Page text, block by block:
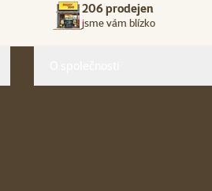
206 prodejen
jsme vám blízko